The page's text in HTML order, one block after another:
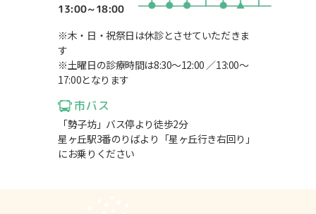
13:00～18:00
※木・日・祝祭日は休診とさせていただきま
す
※土曜日の診療時間は8:30～12:00 ／13:00～
17:00となります
市バス
「勢子坊」バス停より徒歩2分
星ヶ丘駅3番のりばより「星ヶ丘行き右回り」
にお乗りください